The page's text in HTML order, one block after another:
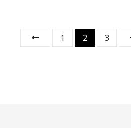
N
1 2 3